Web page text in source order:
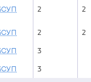
2 2
2 2
3
3